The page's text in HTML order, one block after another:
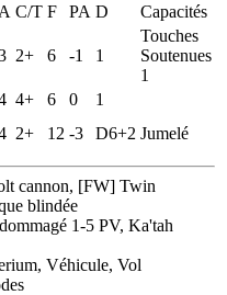
A C/T F PA D Capacités
2+ 6 -1 1
Touches
Soutenues
1
4+ 6 0
1
2+ 12 -3 D6+2 Jumelé
cannon, [FW] Twin
blindée
1-5 PV, Ka'tah
Véhicule, Vol